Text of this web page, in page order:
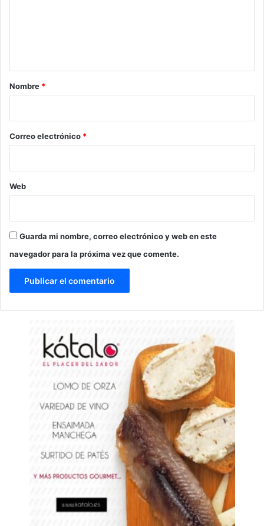
r
*
Nombre *
Correo electrónico *
Web
Guarda mi nombre, correo electrónico y web en este
navegador para la próxima vez que comente.